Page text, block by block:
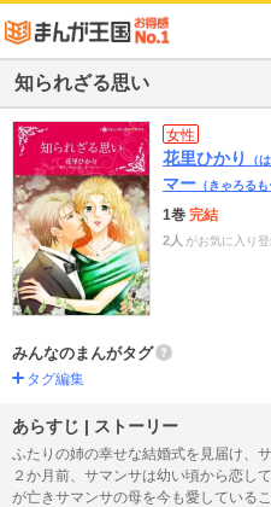
知られざる思い
女性
花里ひかり （
マー （きゃろる
1巻 完結
2人 がお気に入り
みんなのまんがタグ
タグ編集
あらすじ | ストーリー
ふたりの姉の幸せな結婚式を見届け、
２か月前、サマンサは幼い頃から恋し
が亡きサマンサの母を今も愛している